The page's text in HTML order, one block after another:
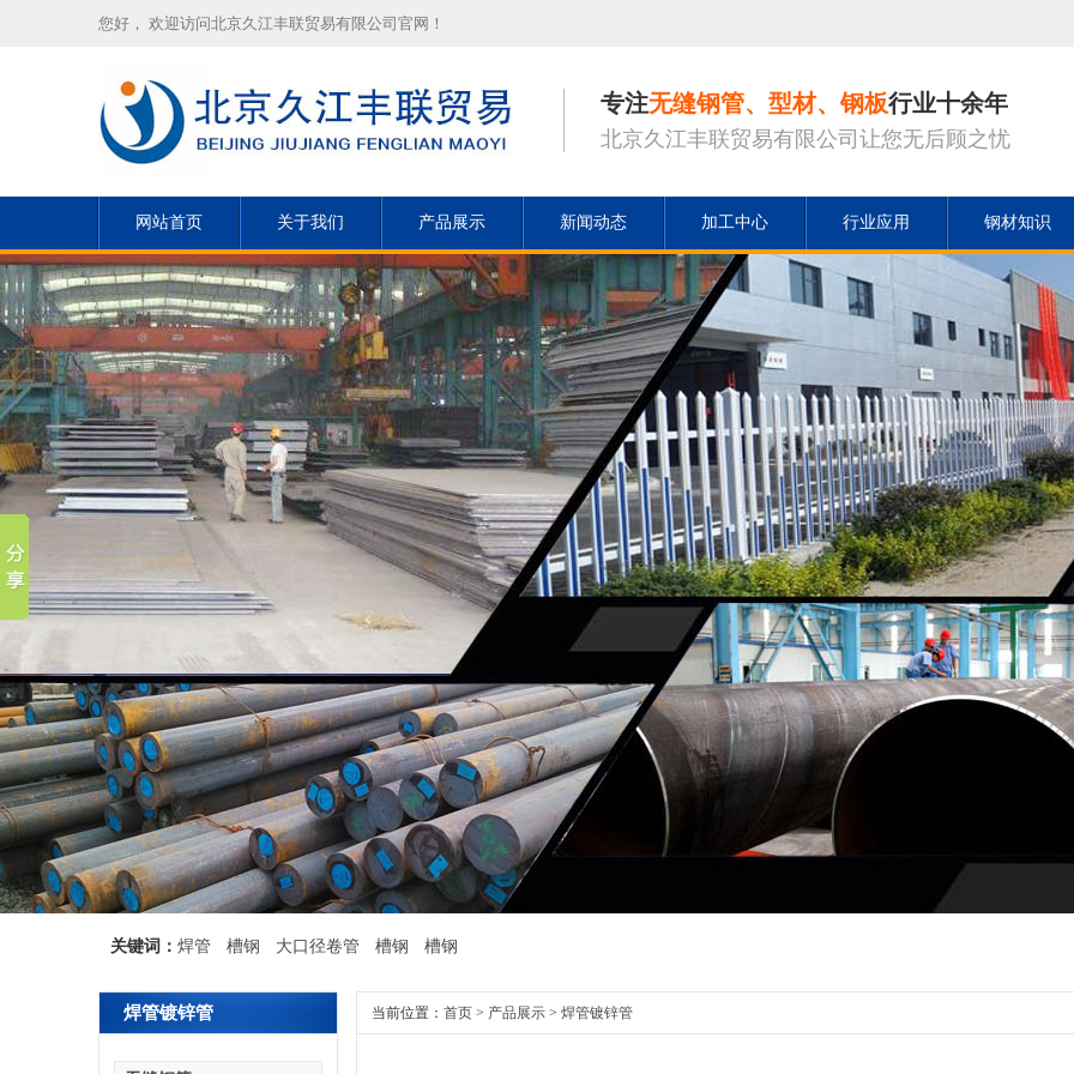
您好， 欢迎访问北京久江丰联贸易有限公司官网！
专注无缝钢管、型材、钢板行业十余年
北京久江丰联贸易有限公司让您无后顾之忧
网站首页 关于我们 产品展示 新闻动态 加工中心 行业应用 钢材知识
关键词： 焊管 槽钢 大口径卷管 槽钢 槽钢
焊管镀锌管 当前位置： 首页 > 产品展示 > 焊管镀锌管